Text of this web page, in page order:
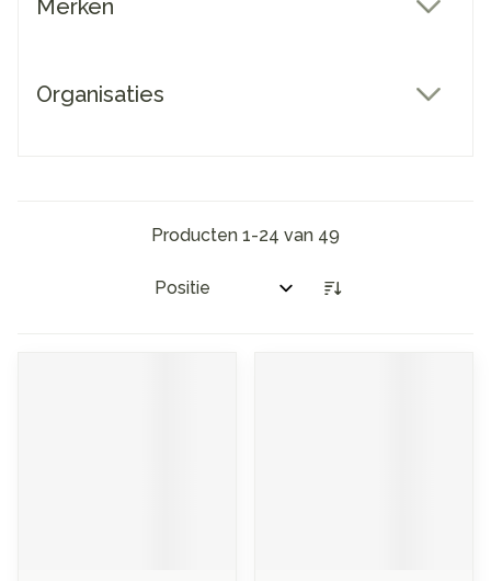
Merken
Organisaties
Producten 1-24 van 49
Sorteer op: